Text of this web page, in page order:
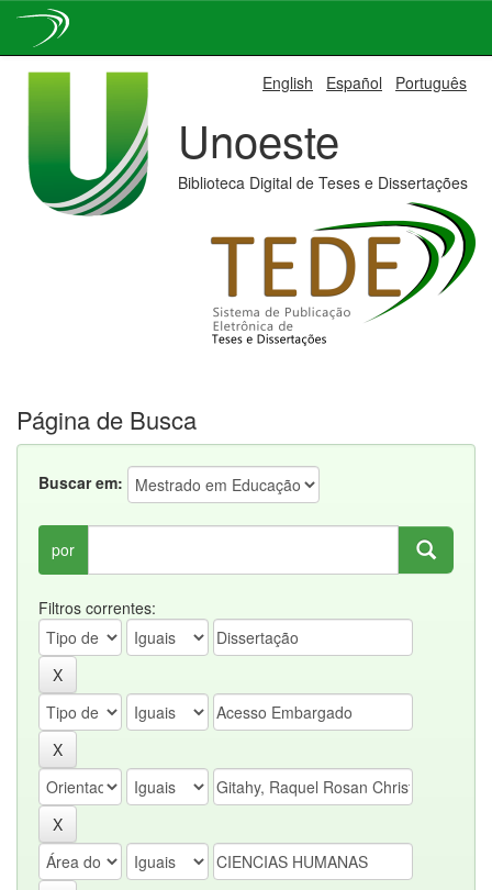
English Español Português
Unoeste
Biblioteca Digital de Teses e Dissertações
Página de Busca
Buscar em:
por
Filtros correntes: